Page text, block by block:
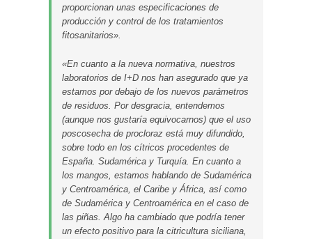
proporcionan unas especificaciones de
producción y control de los tratamientos
fitosanitarios».
«En cuanto a la nueva normativa, nuestros
laboratorios de I+D nos han asegurado que ya
estamos por debajo de los nuevos parámetros
de residuos. Por desgracia, entendemos
(aunque nos gustaría equivocarnos) que el uso
poscosecha de procloraz está muy difundido,
sobre todo en los cítricos procedentes de
España. Sudamérica y Turquía. En cuanto a
los mangos, estamos hablando de Sudamérica
y Centroamérica, el Caribe y África, así como
de Sudamérica y Centroamérica en el caso de
las piñas. Algo ha cambiado que podría tener
un efecto positivo para la citricultura siciliana,